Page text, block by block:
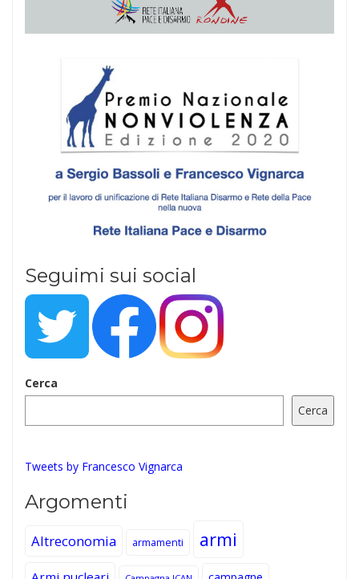
Seguimi sui social
Cerca
Cerca
Tweets by Francesco Vignarca
Argomenti
Altreconomia armamenti armi